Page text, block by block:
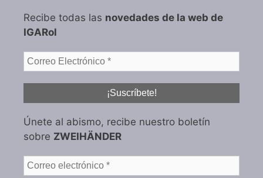
Recibe todas las novedades de la web de
IGARol
Únete al abismo, recibe nuestro boletín
sobre ZWEIHÄNDER